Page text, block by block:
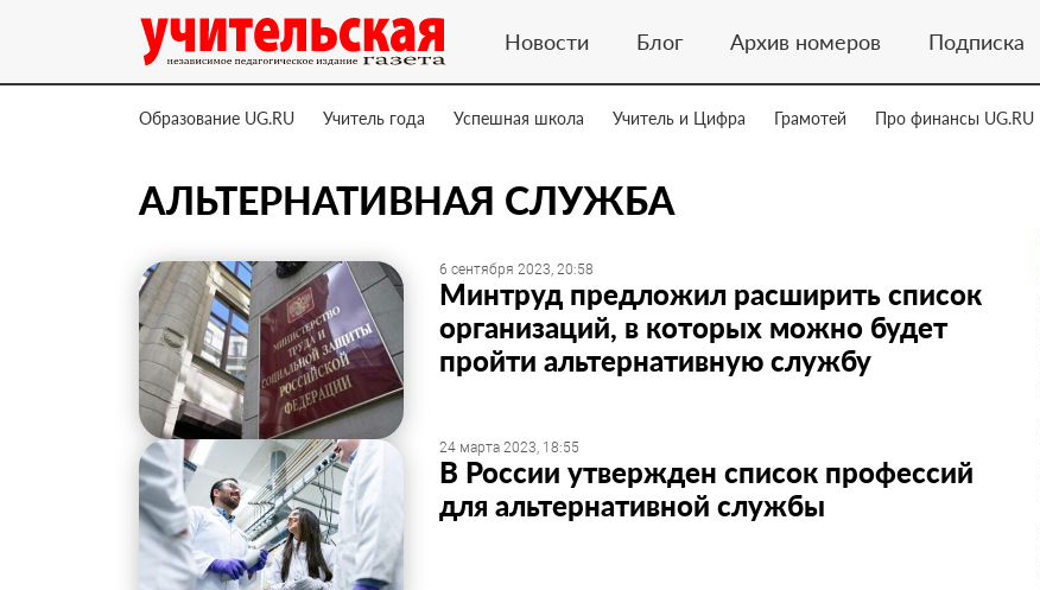
Новости Блог Архив номеров Подписка
Образование UG.RU Учитель года Успешная школа Учитель и Цифра Грамотей Про финансы UG.RU
АЛЬТЕРНАТИВНАЯ СЛУЖБА
6 сентября 2023, 20:58
Минтруд предложил расширить список
организаций, в которых можно будет
пройти альтернативную службу
24 марта 2023, 18:55
В России утвержден список профессий
для альтернативной службы